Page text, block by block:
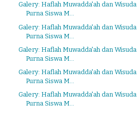
Galery: Haflah Muwadda'ah dan Wisuda
Purna Siswa M...
Galery: Haflah Muwadda'ah dan Wisuda
Purna Siswa M...
Galery: Haflah Muwadda'ah dan Wisuda
Purna Siswa M...
Galery: Haflah Muwadda'ah dan Wisuda
Purna Siswa M...
Galery: Haflah Muwadda'ah dan Wisuda
Purna Siswa M...